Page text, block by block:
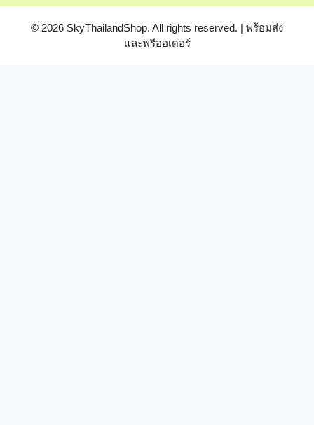
© 2026 SkyThailandShop. All rights reserved. | พร้อมส่ง
และพรีออเดอร์